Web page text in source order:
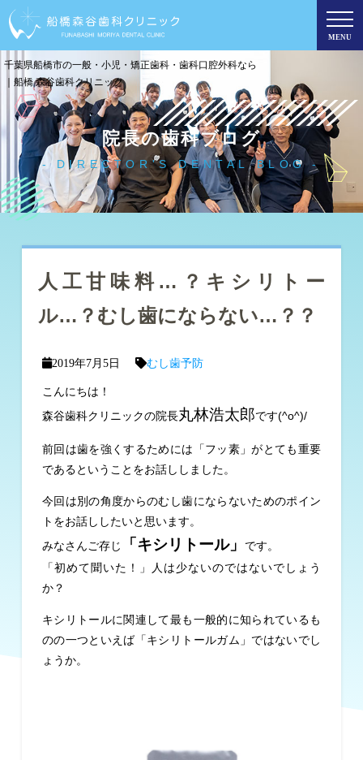
MENU
千葉県船橋市の一般・小児・矯正歯科・歯科口腔外科なら
｜船橋 森谷歯科クリニック
院長の歯科ブログ
DIRECTOR'S DENTAL BLOG
人工甘味料…？キシリトー
ル…？むし歯にならない…？？
2019年7月5日 むし歯予防
こんにちは！
森谷歯科クリニックの院長丸林浩太郎です(^o^)/
前回は歯を強くするためには「フッ素」がとても重要
であるということをお話ししました。
今回は別の角度からのむし歯にならないためのポイン
トをお話ししたいと思います。
みなさんご存じ
「キシリトール」
です。
「初めて聞いた！」人は少ないのではないでしょう
か？
キシリトールに関連して最も一般的に知られているも
のの一つといえば「キシリトールガム」ではないでし
ょうか。